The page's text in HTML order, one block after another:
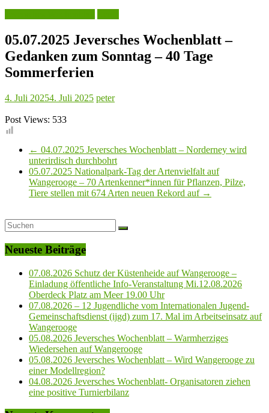
05.07.2025 Jeversches Wochenblatt –
Gedanken zum Sonntag – 40 Tage
Sommerferien
4. Juli 20254. Juli 2025 peter
Post Views: 533
← 04.07.2025 Jeversches Wochenblatt – Norderney wird
unterirdisch durchbohrt
05.07.2025 Nationalpark-Tag der Artenvielfalt auf
Wangerooge – 70 Artenkenner*innen für Pflanzen, Pilze,
Tiere stellen mit 674 Arten neuen Rekord auf →
Neueste Beiträge
07.08.2026 Schutz der Küstenheide auf Wangerooge –
Einladung öffentliche Info-Veranstaltung Mi.12.08.2026
Oberdeck Platz am Meer 19.00 Uhr
07.08.2026 – 12 Jugendliche vom Internationalen Jugend-
Gemeinschaftsdienst (ijgd) zum 17. Mal im Arbeitseinsatz auf
Wangerooge
05.08.2026 Jeversches Wochenblatt – Warmherziges
Wiedersehen auf Wangerooge
05.08.2026 Jeversches Wochenblatt – Wird Wangerooge zu
einer Modellregion?
04.08.2026 Jeversches Wochenblatt- Organisatoren ziehen
eine positive Turnierbilanz